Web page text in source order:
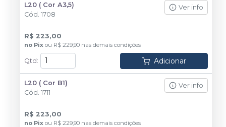
L20 ( Cor A3,5)
Cód. 1708
Ver info
R$ 223,00
no Pix ou R$ 229,90 nas demais condições
Qtd : Adicionar
L20 ( Cor B1)
Cód. 1711
Ver info
R$ 223,00
no Pix ou R$ 229,90 nas demais condições